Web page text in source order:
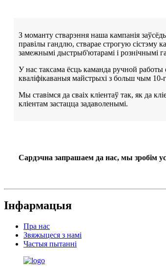
З моманту стварэння наша кампанія
правілы гандлю, стварае строгую сістэму
замежнымі дыстрыб'ютарамі і рознічнымі
У нас таксама ёсць каманда ручной
кваліфікаваныя майстрыхі з больш чым
Мы ставімся да сваіх кліентаў так, як да
кліентам застацца задаволенымі.
Сардэчна запрашаем да нас, мы зробім
Інфармацыя
Пра нас
Звяжыцеся з намі
Частыя пытанні